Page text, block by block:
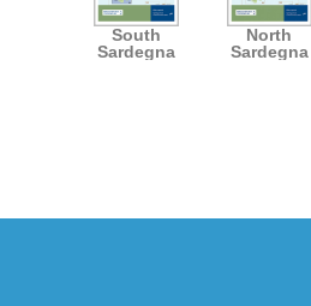
South
Sardegna
North
Sardegna